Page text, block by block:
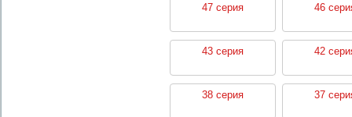
47 серия 46
43 серия 42
38 серия 37